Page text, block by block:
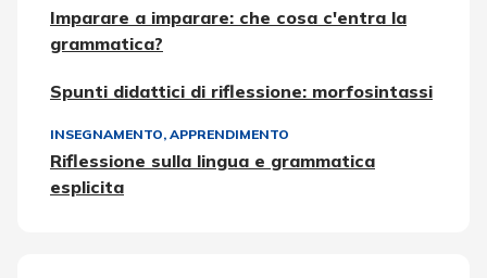
Imparare a imparare: che cosa c'entra la
grammatica?
Spunti didattici di riflessione: morfosintassi
INSEGNAMENTO, APPRENDIMENTO
Riflessione sulla lingua e grammatica
esplicita